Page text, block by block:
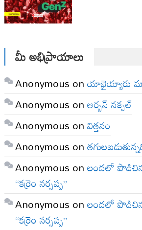
మీ అభిప్రాయాలు
Anonymous onయాభైయ్యారు
Anonymous onఅర్బన్ నక్సల్
Anonymous onవిత్తనం
Anonymous on
Anonymous onలందలో పొడిచిన
“కర్రెం నర్సప్ప”
Anonymous onలందలో పొడిచిన
“కర్రెం నర్సప్ప”